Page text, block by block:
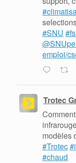
#SNU
emploi/
Trotec
modèles
#Trotec
#chaud